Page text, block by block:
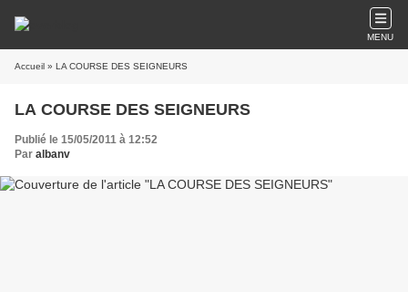
MENU
Accueil » LA COURSE DES SEIGNEURS
LA COURSE DES SEIGNEURS
Publié le 15/05/2011 à 12:52
Par albanv